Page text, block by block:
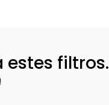
filtros.